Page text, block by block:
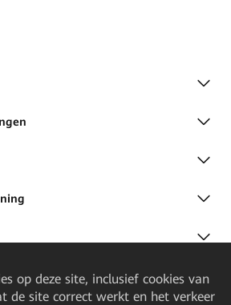
op deze site, inclusief cookies van
de site correct werkt en het verkeer